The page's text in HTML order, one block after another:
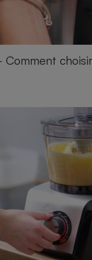
Comment